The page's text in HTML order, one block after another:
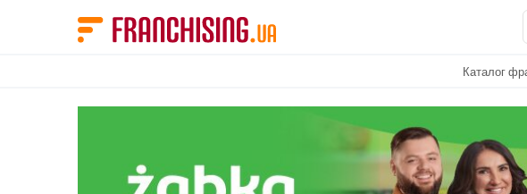
Каталог